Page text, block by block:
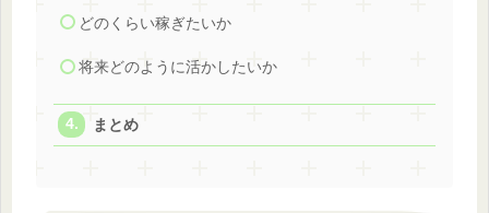
どのくらい稼ぎたいか
将来どのように活かしたいか
まとめ